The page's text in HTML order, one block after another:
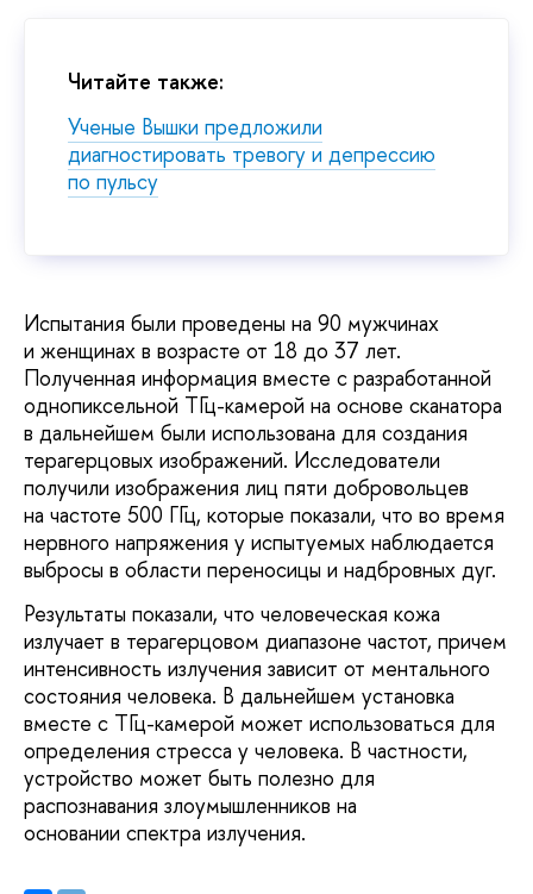
Читайте также:
Ученые Вышки предложили
диагностировать тревогу и депрессию
по пульсу
Испытания были проведены на 90 мужчинах
и женщинах в возрасте от 18 до 37 лет.
Полученная информация вместе с разработанной
однопиксельной ТГц-камерой на основе сканатора
в дальнейшем были использована для создания
терагерцовых изображений. Исследователи
получили изображения лиц пяти добровольцев
на частоте 500 ГГц, которые показали, что во время
нервного напряжения у испытуемых наблюдается
выбросы в области переносицы и надбровных дуг.
Результаты показали, что человеческая кожа
излучает в терагерцовом диапазоне частот, причем
интенсивность излучения зависит от ментального
состояния человека. В дальнейшем установка
вместе с ТГц-камерой может использоваться для
определения стресса у человека. В частности,
устройство может быть полезно для
распознавания злоумышленников на
основании спектра излучения.